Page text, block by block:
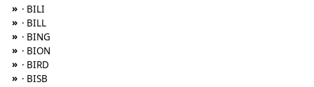
» · BILI
» · BILL
» · BING
» · BION
» · BIRD
» · BISB